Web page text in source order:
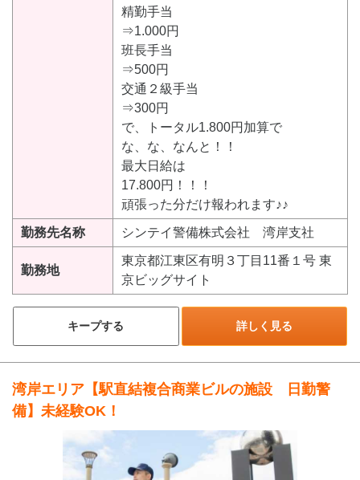
精勤手当
⇒1.000円
班長手当
⇒500円
交通２級手当
⇒300円
で、トータル1.800円加算で
な、な、なんと！！
最大日給は
17.800円！！！
頑張った分だけ報われます♪♪
勤務先名称 シンテイ警備株式会社 湾岸支社
勤務地
東京都江東区有明３丁目11番１号 東
京ビッグサイト
キープする 詳しく見る
湾岸エリア【駅直結複合商業ビルの施設 日勤警
備】未経験OK！